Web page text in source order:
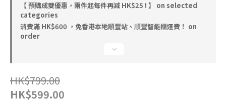
【 預購成雙優惠，兩件起每件再減 HK$25 ! 】 on selected
categories
消費滿 HK$600 ，免香港本地順豐站、順豐智能櫃運費！ on
order
HK$799.00
HK$599.00